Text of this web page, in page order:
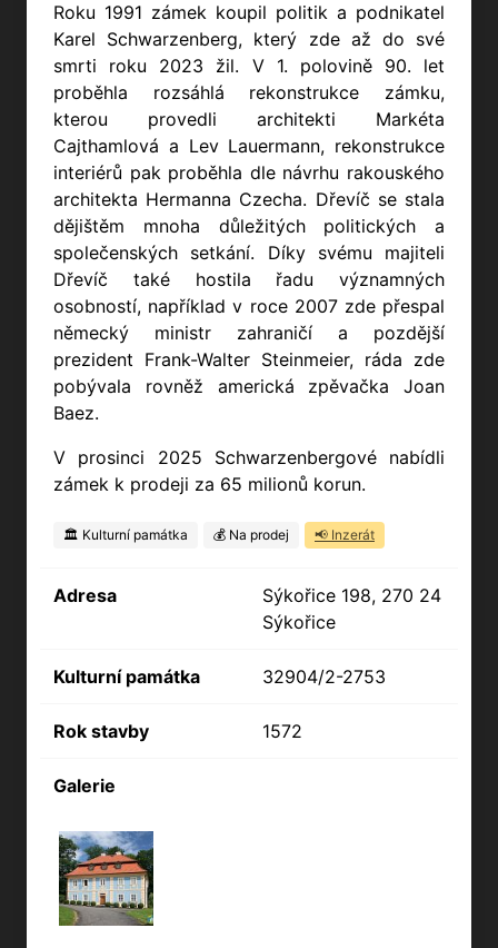
Roku 1991 zámek koupil politik a podnikatel
Karel Schwarzenberg, který zde až do své
smrti roku 2023 žil. V 1. polovině 90. let
proběhla rozsáhlá rekonstrukce zámku,
kterou provedli architekti Markéta
Cajthamlová a Lev Lauermann, rekonstrukce
interiérů pak proběhla dle návrhu rakouského
architekta Hermanna Czecha. Dřevíč se stala
dějištěm mnoha důležitých politických a
společenských setkání. Díky svému majiteli
Dřevíč také hostila řadu významných
osobností, například v roce 2007 zde přespal
německý ministr zahraničí a pozdější
prezident Frank-Walter Steinmeier, ráda zde
pobývala rovněž americká zpěvačka Joan
Baez.
V prosinci 2025 Schwarzenbergové nabídli
zámek k prodeji za 65 milionů korun.
🏛️ Kulturní památka 💰 Na prodej 📢 Inzerát
Adresa
Sýkořice 198, 270 24
Sýkořice
Kulturní památka 32904/2-2753
Rok stavby 1572
Galerie